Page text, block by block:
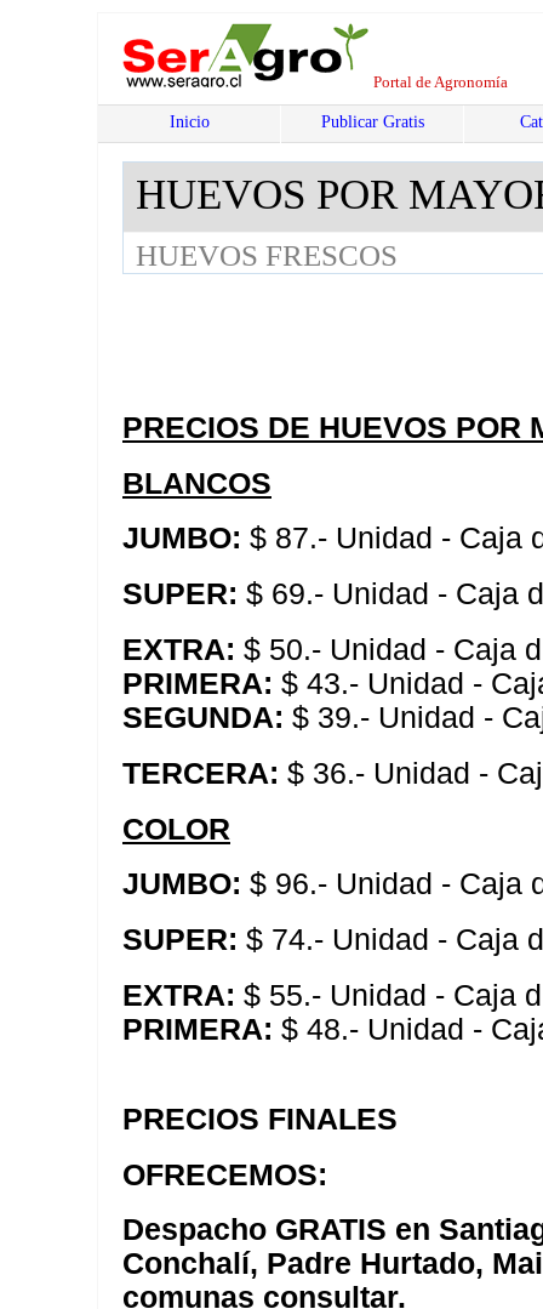
Portal de Agronomía
Inicio Publicar Gratis
HUEVOS POR
HUEVOS FRESCOS
PRECIOS DE HUEVOS POR
BLANCOS
JUMBO: $ 87.- Unidad - Caja
SUPER: $ 69.- Unidad - Caja
EXTRA: $ 50.- Unidad - Caja
PRIMERA: $ 43.- Unidad -
SEGUNDA: $ 39.- Unidad -
TERCERA: $ 36.- Unidad -
COLOR
JUMBO: $ 96.- Unidad - Caja
SUPER: $ 74.- Unidad - Caja
EXTRA: $ 55.- Unidad - Caja
PRIMERA: $ 48.- Unidad -
PRECIOS FINALES
OFRECEMOS:
Despacho GRATIS en
Conchalí, Padre Hurtado,
comunas consultar.